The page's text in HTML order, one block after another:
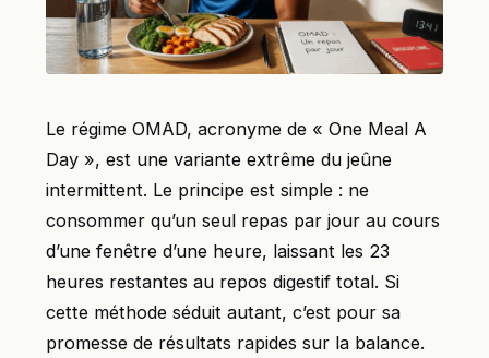
Le régime OMAD, acronyme de « One Meal A
Day », est une variante extrême du jeûne
intermittent. Le principe est simple : ne
consommer qu’un seul repas par jour au cours
d’une fenêtre d’une heure, laissant les 23
heures restantes au repos digestif total. Si
cette méthode séduit autant, c’est pour sa
promesse de résultats rapides sur la balance.